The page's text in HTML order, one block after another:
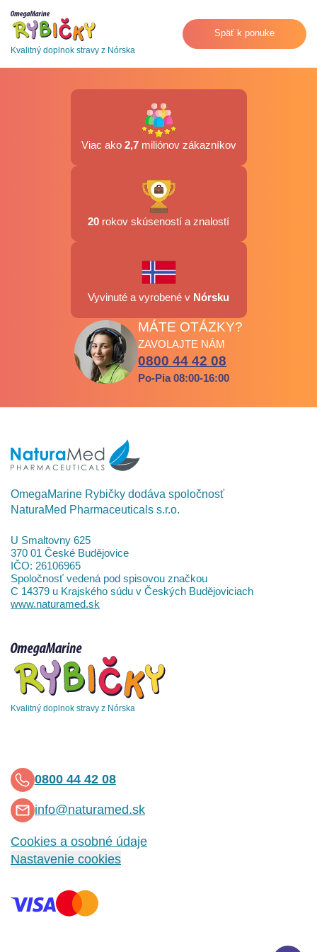
Kvalitný doplnok stravy z Nórska
Späť k ponuke
Viac ako 2,7miliónov zákazníkov
20 rokov skúseností a znalostí
Vyvinuté a vyrobené v Nórsku
MÁTE OTÁZKY?
ZAVOLAJTE NÁM
0800 44 42 08
Po-Pia 08:00-16:00
OmegaMarine Rybičky dodáva spoločnosť
NaturaMed Pharmaceuticals s.r.o.
U Smaltovny 625
370 01 České Budějovice
IČO: 26106965
Spoločnosť vedená pod spisovou značkou
C 14379 u Krajského súdu v Českých Budějoviciach
www.naturamed.sk
Kvalitný doplnok stravy z Nórska
0800 44 42 08
info@naturamed.sk
Cookies a osobné údaje
Nastavenie cookies